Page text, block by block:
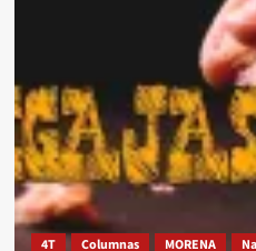
4T Columnas MORENA